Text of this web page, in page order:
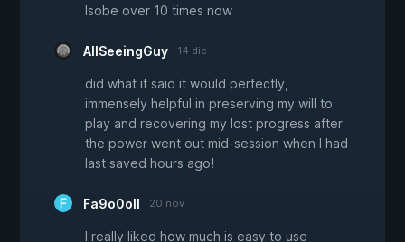
Isobe over 10 times now
AllSeeingGuy 14 dic
did what it said it would perfectly,
immensely helpful in preserving my will to
play and recovering my lost progress after
the power went out mid-session when I had
last saved hours ago!
Fa9o0oll 20 nov
I really liked how much is easy to use